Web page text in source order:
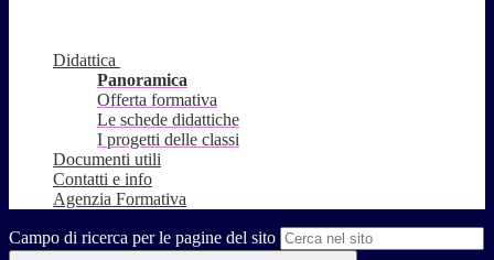
Didattica
Panoramica
Offerta formativa
Le schede didattiche
I progetti delle classi
Documenti utili
Contatti e info
Agenzia Formativa
Campo di ricerca per le pagine del sito